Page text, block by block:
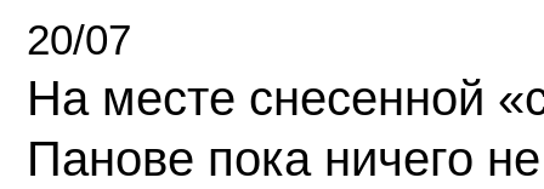
20/07
На месте снесенной
Панове пока ничего